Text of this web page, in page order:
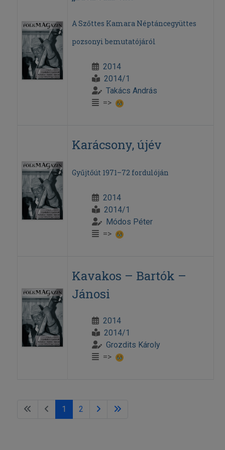
A Szőttes Kamara Néptáncegyüttes
pozsonyi bemutatójáról
2014
2014/1
Takács András
=>
Karácsony, újév
Gyűjtőút 1971–72 fordulóján
2014
2014/1
Módos Péter
=>
Kavakos – Bartók –
Jánosi
2014
2014/1
Grozdits Károly
=>
1 2